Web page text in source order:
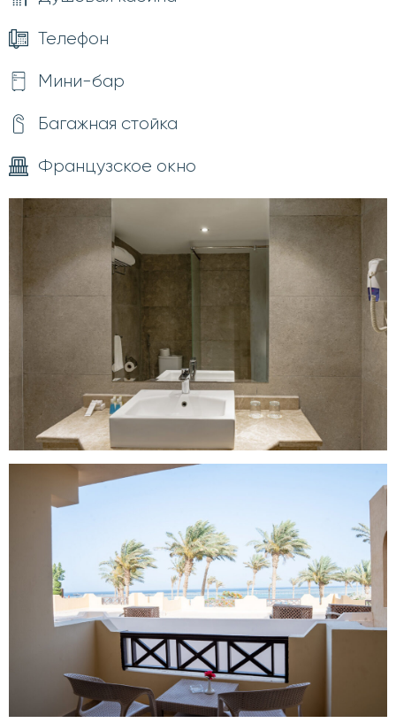
Телефон
Мини-бар
Багажная стойка
Французское окно